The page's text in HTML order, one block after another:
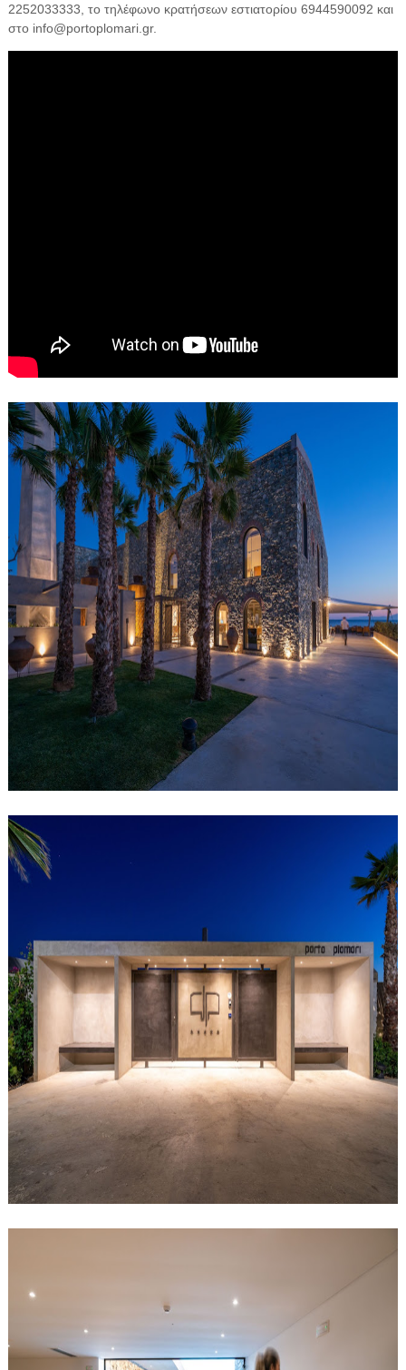
2252033333, το τηλέφωνο κρατήσεων εστιατορίου 6944590092 και
στο info@portoplomari.gr.